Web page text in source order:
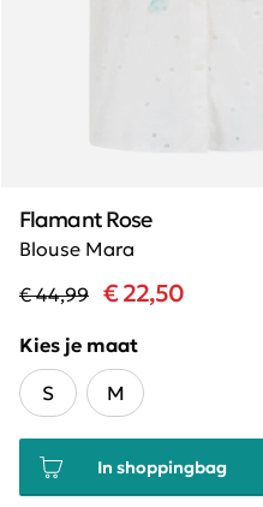
Blouse Mara
Flamant Rose
€ 44,99 € 22,50
Kies je maat
S
M
In shoppingbag